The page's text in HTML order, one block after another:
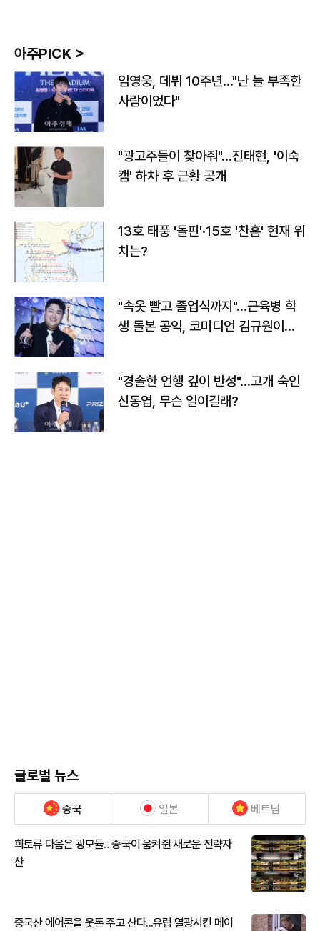
아주PICK >
임영웅, 데뷔 10주년…"난 늘 부족한
사람이었다"
"광고주들이 찾아줘"…진태현, '이숙
캠' 하차 후 근황 공개
13호 태풍 '돌핀'·15호 '찬홈' 현재 위
치는?
"속옷 빨고 졸업식까지"…근육병 학
생 돌본 공익, 코미디언 김규원이었
"경솔한 언행 깊이 반성"…고개 숙인
신동엽, 무슨 일이길래?
글로벌 뉴스
중국 일본 베트남
희토류 다음은 광모듈…중국이 움켜쥔 새로운 전략자
산
중국산 에어콘을 웃돈 주고 산다...유럽 열광시킨 메이